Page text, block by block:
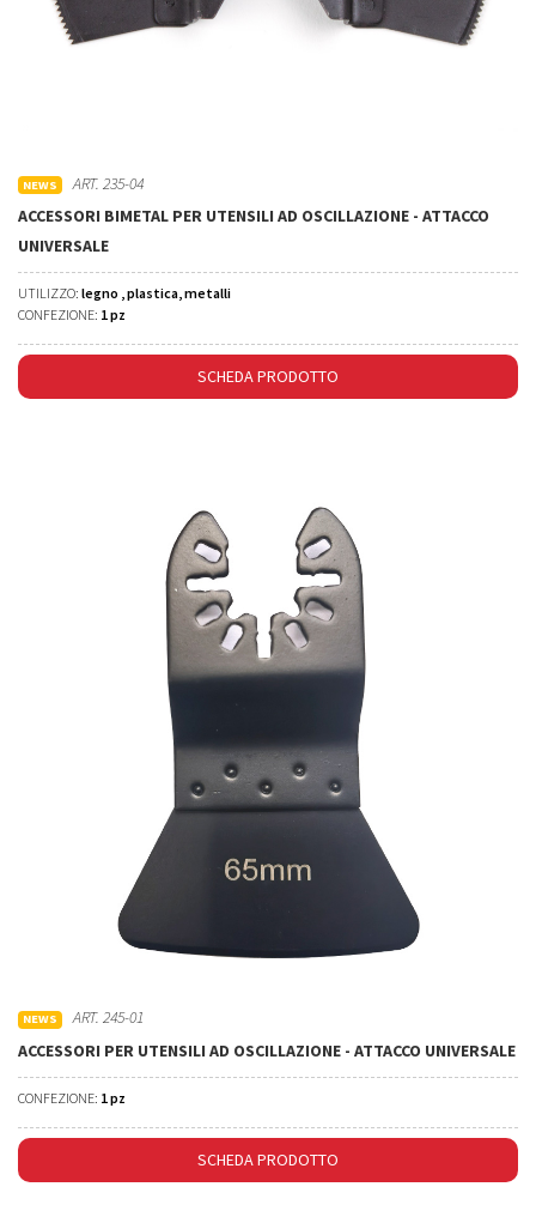
NEWS
ART. 235-04
ACCESSORI BIMETAL PER UTENSILI AD OSCILLAZIONE - ATTACCO
UNIVERSALE
UTILIZZO: legno , plastica, metalli
CONFEZIONE: 1 pz
SCHEDA PRODOTTO
NEWS
ART. 245-01
ACCESSORI PER UTENSILI AD OSCILLAZIONE - ATTACCO UNIVERSALE
CONFEZIONE: 1 pz
SCHEDA PRODOTTO